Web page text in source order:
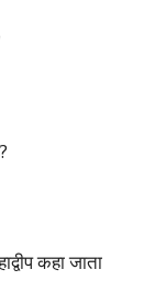
कहा जाता